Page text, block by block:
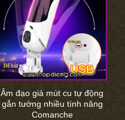
Âm đạo giả mút cu tự động
gắn tường nhiều tính năng
Comanche